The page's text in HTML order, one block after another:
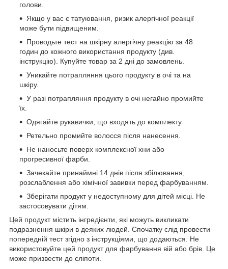
голови.
Якщо у вас є татуювання, ризик алергічної реакції
може бути підвищеним.
Проводьте тест на шкірну алергічну реакцію за 48
годин до кожного використання продукту (див.
інструкцію). Купуйте товар за 2 дні до замовлень.
Уникайте потрапляння цього продукту в очі та на
шкіру.
У разі потрапляння продукту в очі негайно промийте
їх.
Одягайте рукавички, що входять до комплекту.
Ретельно промийте волосся після нанесення.
Не наносьте поверх комплексної хни або
прогресивної фарби.
Зачекайте принаймні 14 днів після збілювання,
розслаблення або хімічної завивки перед фарбуванням.
Зберігати продукт у недоступному для дітей місці. Не
застосовувати дітям.
Цей продукт містить інгредієнти, які можуть викликати
подразнення шкіри в деяких людей. Спочатку слід провести
попередній тест згідно з інструкціями, що додаються. Не
використовуйте цей продукт для фарбування вій або брів. Це
може призвести до сліпоти.